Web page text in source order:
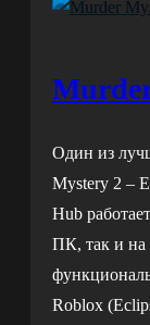
Один из
Mystery 2 –
Hub
ПК, так и на
Roblox